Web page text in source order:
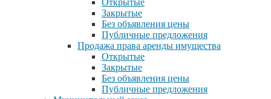
Открытые
Закрытые
Без объявления цены
Публичные предложения
Продажа права аренды имущества
Открытые
Закрытые
Без объявления цены
Публичные предложения